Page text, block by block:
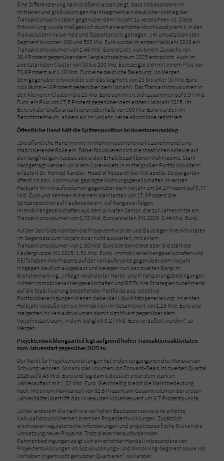
Eine Differenzierung nach Größenklassen zeigt, dass insbesondere im
mittleren und großvolumigen Marktsegment ein deutlicher Anstieg der
Transaktionsaktivitäten gegenüber dem Vorjahr zu verzeichnen ist. Diese
Entwicklung wurde maßgeblich durch eine erhöhte Abschlussdynamik in den
Risikoclustern Value-Add und Opportunistic getragen. „Im umsatzstärksten
Segment zwischen 100 und 500 Mio. Euro wurde im ersten Halbjahr 2026 ein
Transaktionsvolumen von 1,46 Mrd. Euro erzielt, was einem Zuwachs von
39,4 Prozent gegenüber dem Vergleichszeitraum 2025 entspricht. Auch im
zweitstärksten Cluster von 50 bis 100 Mio. Euro zeigte sich mit einem Plus von
73,6 Prozent auf 1,18 Mrd. Euro eine deutliche Belebung“, so Mergen.
Demgegenüber entwickelte sich das Segment von 25 bis unter 50 Mio. Euro
rückläufig (−16 Prozent gegenüber dem Vorjahr). Das Transaktionsvolumen in
den kleineren Clustern bis 25 Mio. Euro summiert sich zusammen auf 0,97 Mrd.
Euro, ein Plus von 27,5 Prozent gegenüber dem ersten Halbjahr 2025. Im
Bereich der Großtransaktionen oberhalb von 500 Mio. Euro wurden im
Berichtszeitraum, anders als im Vorjahr, keine Abschlüsse registriert.
Öffentliche Hand hält die Spitzenposition im Investorenranking
„Die öffentliche Hand nimmt im Wohninvestmentmarkt zunehmend eine
stabilisierende Rolle ein. Dabei fokussieren sich die staatlichen Akteure auf
den langfristigen Ausbau sowie den Erhalt bezahlbaren Wohnraums. Stark
nachgefragt werden vor allem Core-Assets in mittelgroßen Portfolioclustern“,
erläutert Dr. Konrad Kanzler, Head of Research bei NAI apollo. So steigerten
öffentlich bzw. kommunal geprägte Wohnungsgesellschaften im ersten
Halbjahr ihr Ankaufsvolumen gegenüber dem Vorjahr um 24,2 Prozent auf 0,77
Mrd. Euro und nehmen mit einem Marktanteil von 17,3 Prozent die
Spitzenposition auf Käuferseite ein. Auf Rang zwei folgen
Immobiliengesellschaften aus dem privaten Sektor, die zur Jahresmitte ein
Transaktionsvolumen von 0,72 Mrd. Euro erzielten (H1 2025: 0,44 Mrd. Euro).
Auf der Sell-Side konnten die Projektentwickler und Bauträger ihre Aktivitäten
im Gegensatz zum Vorjahr zwar nicht ausweiten, mit einem
Transaktionsvolumen von 1,30 Mrd. Euro bleiben diese aber die stärkste
Käufergruppe (H1 2025: 1,51 Mrd. Euro). Immobilienaktiengesellschaften und
REITs haben ihre Präsenz auf der Verkäuferseite gegenüber dem Vorjahr
hingegen deutlich ausgebaut und belegen nun den zweiten Rang im
Branchenranking. „Infolge veränderter Markt- und Finanzierungsbedingungen
richten Immobilienaktiengesellschaften und REITs ihre Strategien zunehmend
auf die Stabilisierung bestehender Portfolios aus; selektive
Portfoliobereinigungen dienen dabei der Liquiditätsgenerierung. Im ersten
Halbjahr veräußerten sie Immobilien im Gesamtwert von 1,23 Mrd. Euro und
steigerten ihr Verkaufsvolumen damit signifikant gegenüber dem
Vorjahreszeitraum, in dem lediglich 0,27 Mrd. Euro veräußert wurden“, so
Mergen.
Projektentwicklungsanteil legt aufgrund hoher Transaktionsaktivitäten
zum Jahresstart gegenüber 2025 zu
Der Markt für Projektentwicklungen hat in den vergangenen drei Monaten an
Schwung verloren. So sank das Volumen von Forward-Deals im zweiten Quartal
2026 auf 0,43 Mrd. Euro und lag damit deutlich unter dem starken
Jahresauftakt mit 1,02 Mrd. Euro. Gleichzeitig bleibt die Marktbedeutung
hoch. Mit einem Marktanteil von 32,6 Prozent am Gesamtvolumen der ersten
Jahreshälfte übertrifft das Niveau den Vorjahreswert um 6,7 Prozentpunkte.
„Unter anderem die nach wie vor hohen Baukosten sowie eine erhöhte
Kalkulationsunsicherheit bremsen Projektentwicklungen. Zusätzlich
erschweren regulatorische Anforderungen und projektspezifische Risiken die
Umsetzung neuer Projekte. Trotz dieser herausfordernden
Rahmenbedingungen zeigt sich ein erhöhter Handel insbesondere von
Projektentwicklungen im Sozialwohnungs- und Microliving-Segment sowie von
Vorhaben in gemischt genutzten Quartieren“, so Kanzler.